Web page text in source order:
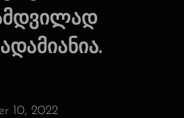
10, 2022